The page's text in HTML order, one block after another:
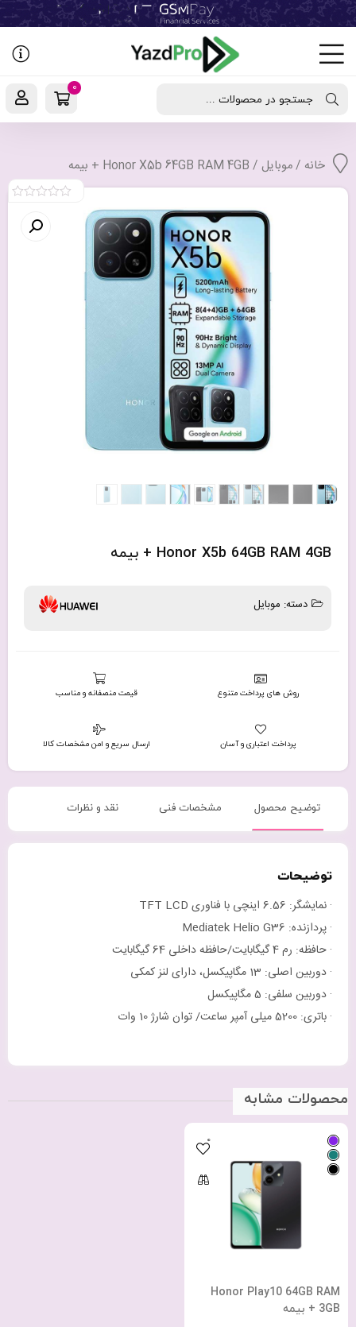
جستجو در محصولات ...
0
خانه /موبایل / Honor X5b 64GB RAM 4GB + بیمه
Honor X5b 64GB RAM 4GB + بیمه
دسته: موبایل
روش های پرداخت متنوع قیمت منصفانه و مناسب
پرداخت اعتباری و آسان ارسال سریع و امن مشخصات کالا
توضیح محصول مشخصات فنی نقد و نظرات
توضیحات
· نمایشگر: 6.56 اینچی با فناوری TFT LCD
· پردازنده: Mediatek Helio G36
· حافظه: رم 4 گیگابایت/حافظه داخلی 64 گیگابایت
· دوربین اصلی: 13 مگاپیکسل، دارای لنز کمکی
· دوربین سلفی: 5 مگاپیکسل
· باتری: 5200 میلی آمپر ساعت/ توان شارژ 10 وات
محصولات مشابه
Honor Play10 64GB RAM
3GB + بیمه
0